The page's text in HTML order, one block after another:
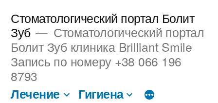
содержимому
Стоматологический портал Болит
Зуб
Стоматологический портал
Болит Зуб клиника Brilliant Smile
Запись по номеру +38 066 196
8793
Лечение Гигиена